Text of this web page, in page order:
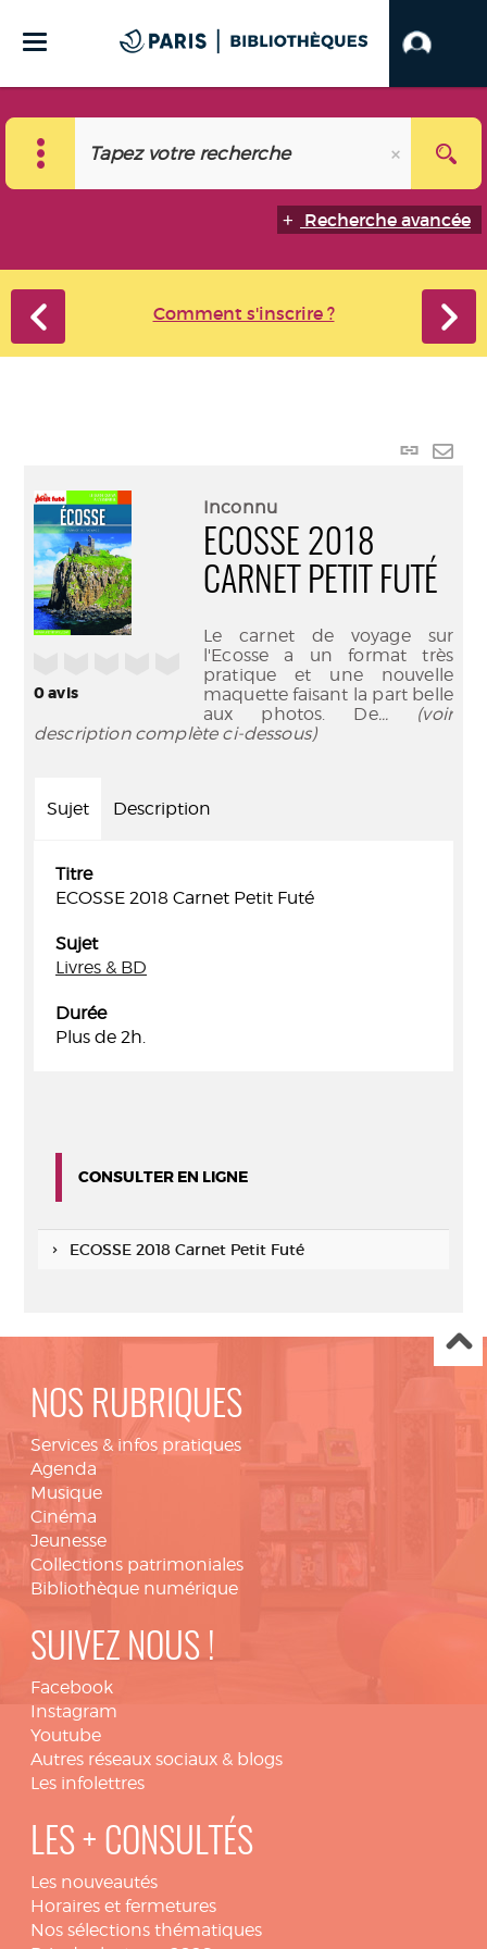
Recherche avancée
Comment s'inscrire ?
Lien
0avis
Inconnu
ECOSSE 2018
CARNET PETIT FUTÉ
Le carnet de voyage sur
l'Ecosse a un format très
pratique et une nouvelle
maquette faisant la part belle
aux photos. De... (voir
description complète ci-dessous)
Sujet Description
Titre
ECOSSE 2018 Carnet Petit Futé
Sujet
Livres & BD
Durée
Plus de 2h.
CONSULTER EN LIGNE
ECOSSE 2018 Carnet Petit Futé
NOS RUBRIQUES
Services & infos pratiques
Agenda
Musique
Cinéma
Jeunesse
Collections patrimoniales
Bibliothèque numérique
SUIVEZ NOUS !
Facebook
Instagram
Youtube
Autres réseaux sociaux & blogs
Les infolettres
LES + CONSULTÉS
Les nouveautés
Horaires et fermetures
Nos sélections thématiques